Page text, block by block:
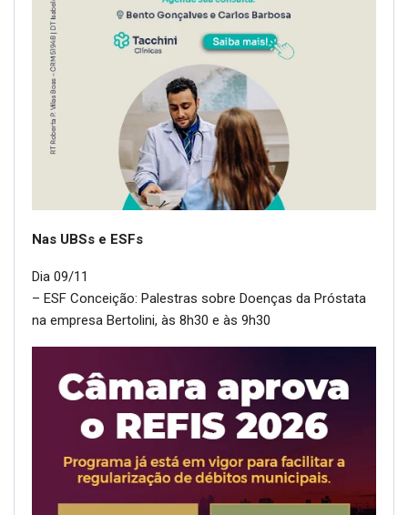
Nas UBSs e ESFs
Dia 09/11
– ESF Conceição: Palestras sobre Doenças da Próstata
na empresa Bertolini, às 8h30 e às 9h30